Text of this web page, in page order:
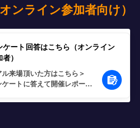
ンライン参加者向け）
ケート回答はこちら（オンライン
）
ル来場頂いた方はこちら＞
ケートに答えて開催レポート